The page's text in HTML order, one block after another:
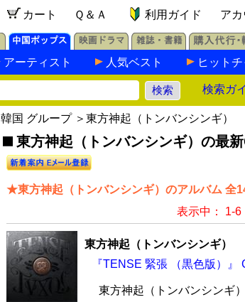
カート Ｑ＆Ａ 利用ガイド アカ
アーティスト 人気ベスト ヒットチ
検索ガ
韓国 グループ＞東方神起（トンバンシンギ）
東方神起（トンバンシンギ）の最
★東方神起（トンバンシンギ）のアルバム 全
表示中： 1-6
東方神起（トンバンシンギ）
『TENSE 緊張 （黒色版）』
東方神起（トンバンシンギ